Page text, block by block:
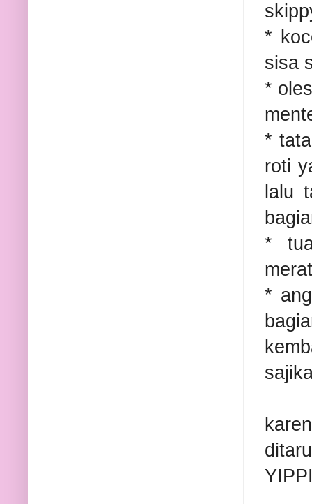
*
sisa
*
*
roti
lalu
*
*